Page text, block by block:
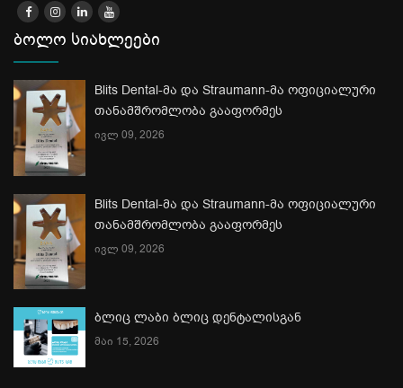
ბოლო სიახლეები
Blits Dental-მა და Straumann-მა ოფიციალური
თანამშრომლობა გააფორმეს
ივლ 09, 2026
Blits Dental-მა და Straumann-მა ოფიციალური
თანამშრომლობა გააფორმეს
ივლ 09, 2026
ბლიც ლაბი ბლიც დენტალისგან
მაი 15, 2026